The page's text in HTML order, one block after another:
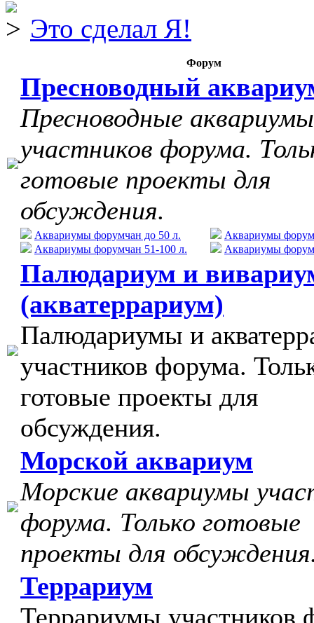
Это сделал Я!
Форум
Пресноводный
Пресноводные аквариумы
участников форума.
готовые проекты для
обсуждения.
Аквариумы форумчан до 50 л.
Аквариумы форумчан 51-100 л.
Аквариумы
Аквариумы
Палюдариум и
(акватеррариум)
Палюдариумы и
участников форума.
готовые проекты для
обсуждения.
Морской аквариум
Морские аквариумы
форума. Только готовые
проекты для
Террариум
Террариумы участников